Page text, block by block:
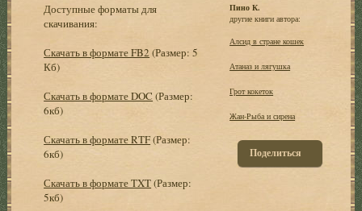
Доступные форматы для
скачивания:
Скачать в формате FB2 (Размер: 5
Кб)
Скачать в формате DOC (Размер:
6кб)
Скачать в формате RTF(Размер:
6кб)
Скачать в формате TXT(Размер:
5кб)
Пино К.
другие книги автора:
Алсид в стране кошек
Атаназ и лягушка
Грот кокеток
Жан-Рыба и сирена
Поделиться